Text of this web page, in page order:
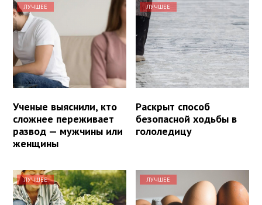
ЛУЧШЕЕ
Ученые выяснили, кто
сложнее переживает
развод — мужчины или
женщины
ЛУЧШЕЕ
Раскрыт способ
безопасной ходьбы в
гололедицу
ЛУЧШЕЕ ЛУЧШЕЕ